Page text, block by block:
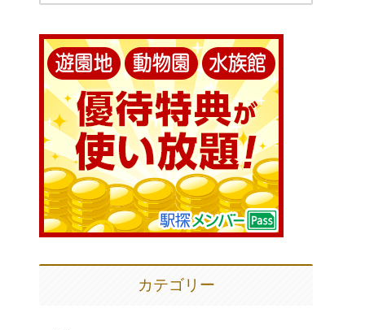
カテゴリー